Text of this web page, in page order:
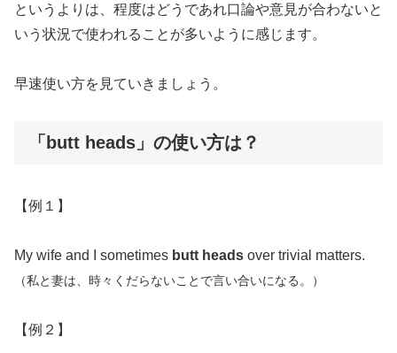
というよりは、程度はどうであれ口論や意見が合わないと
いう状況で使われることが多いように感じます。
早速使い方を見ていきましょう。
「butt heads」の使い方は？
【例１】
My wife and I sometimes butt heads over trivial matters.
（私と妻は、時々くだらないことで言い合いになる。）
【例２】